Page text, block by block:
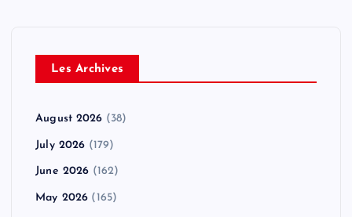
Les Archives
August 2026 (38)
July 2026 (179)
June 2026 (162)
May 2026 (165)